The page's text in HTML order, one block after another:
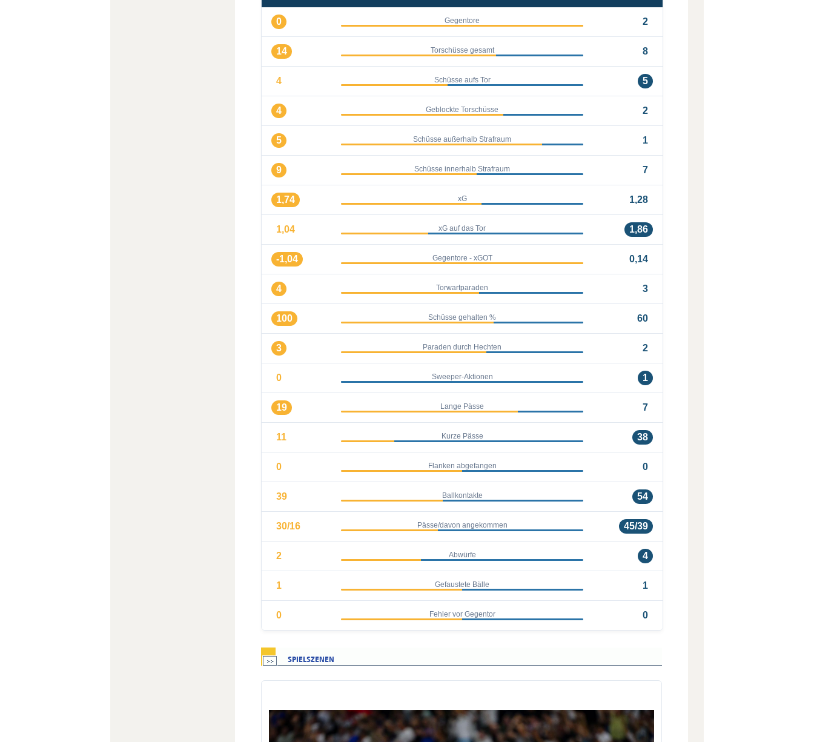
0 Gegentore 2
14 Torschüsse gesamt 8
4 Schüsse aufs Tor 5
4 Geblockte Torschüsse 2
5 Schüsse außerhalb Strafraum 1
9 Schüsse innerhalb Strafraum 7
1,74 xG 1,28
1,04 xG auf das Tor 1,86
-1,04 Gegentore - xGOT 0,14
4 Torwartparaden 3
100 Schüsse gehalten % 60
3 Paraden durch Hechten 2
0 Sweeper-Aktionen 1
19 Lange Pässe 7
11 Kurze Pässe 38
0 Flanken abgefangen 0
39 Ballkontakte 54
30/16 Pässe/davon angekommen 45/39
2 Abwürfe 4
1 Gefaustete Bälle 1
0 Fehler vor Gegentor 0